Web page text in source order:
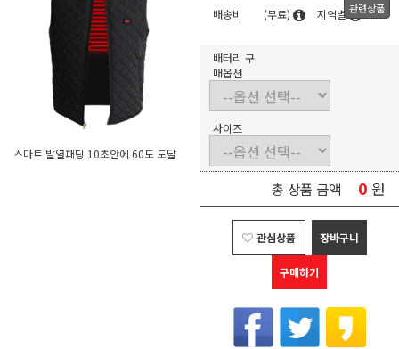
스마트 발열패딩 10초안에 60도 도달
배송비
(무료) 지역별 관련상품
배터리 구
매옵션
사이즈
총 상품 금액 0 원
관심상품 장바구니
구매하기